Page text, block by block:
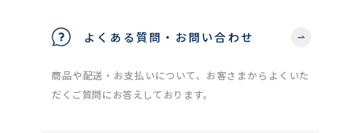
よくある質問・お問い合わせ
商品や配送・お支払いについて、お客さまからよくいた
だくご質問にお答えしております。